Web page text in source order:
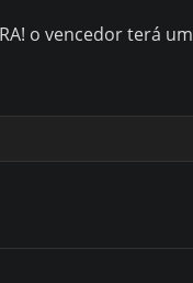
o vencedor terá um